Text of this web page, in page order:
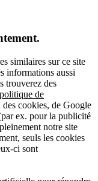
similaires sur ce site
informations aussi
trouverez des
politique de
cookies, de Google
ex. pour la publicité
notre site
seuls les cookies
ci sont